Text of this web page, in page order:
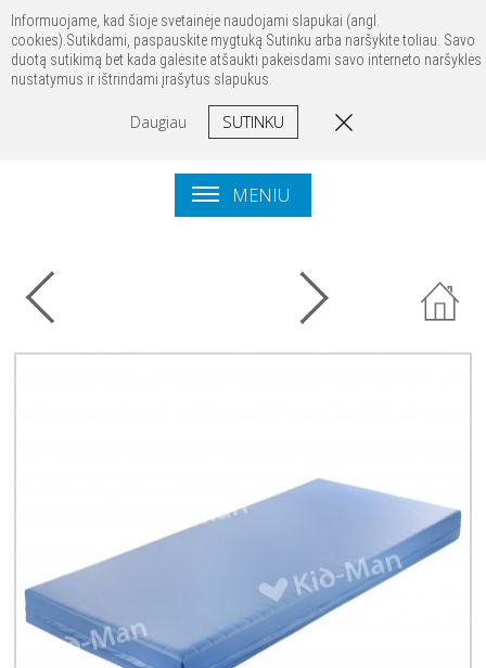
Prisijungti Registruotis Kontaktai
MENIU
Informuojame, kad šioje svetainėje naudojami slapukai (angl.
cookies).Sutikdami, paspauskite mygtuką Sutinku arba naršykite toliau. Savo
duotą sutikimą bet kada galėsite atšaukti pakeisdami savo interneto naršyklės
nustatymus ir ištrindami įrašytus slapukus.
Daugiau SUTINKU